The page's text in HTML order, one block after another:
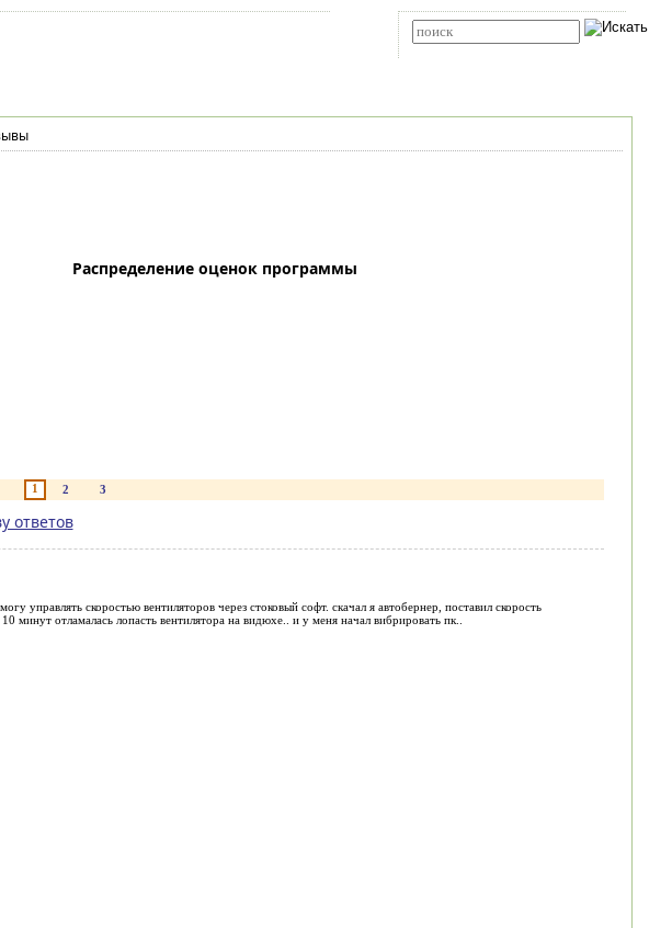
Распределение оценок программы
1 2 3
ответов
управлять скоростью вентиляторов через стоковый софт. скачал я автобернер, поставил скорость
отламалась лопасть вентилятора на видюхе.. и у меня начал вибрировать пк..